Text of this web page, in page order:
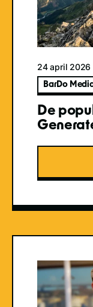
24 april 2026
BarDo
De